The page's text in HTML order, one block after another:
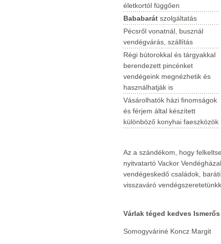
életkortól függően
Bababarát szolgáltatás
Pécsről vonatnál, busznál
vendégvárás, szállítás
Régi bútorokkal és tárgyakkal
berendezett pincénket
vendégeink megnézhetik és
használhatják is
Vásárolhatók házi finomságok
és férjem által készített
különböző konyhai faeszközök
Az a szándékom, hogy
nyitvatartó Vackor
vendégeskedő családok,
visszaváró
Várlak téged kedves
Somogyváriné Koncz Margit